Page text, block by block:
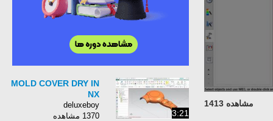
مشاهده 1413
3:21
MOLD COVER DRY IN
NX
deluxeboy
1370 مشاهده